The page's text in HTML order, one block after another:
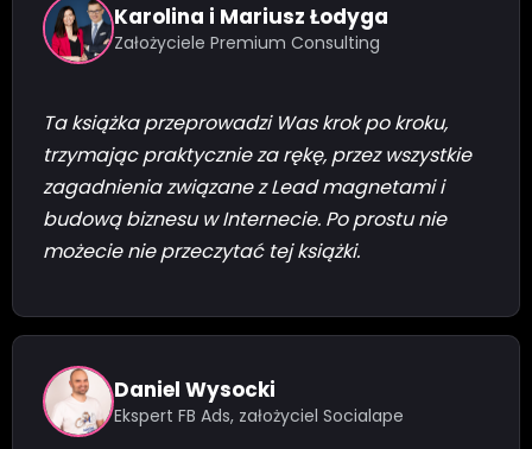
Karolina i Mariusz Łodyga
Założyciele Premium Consulting
Ta książka przeprowadzi Was krok po kroku,
trzymając praktycznie za rękę, przez wszystkie
zagadnienia związane z Lead magnetami i
budową biznesu w Internecie. Po prostu nie
możecie nie przeczytać tej książki.
Daniel Wysocki
Ekspert FB Ads, założyciel Socialape